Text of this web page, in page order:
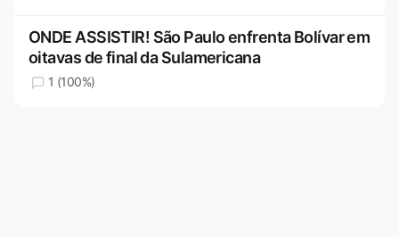
ONDE ASSISTIR! São Paulo enfrenta Bolívar em
oitavas de final da Sulamericana
1 (100%)